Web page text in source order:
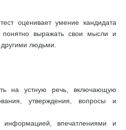
оценивает умение кандидата
понятно выражать свои мысли и
людьми.
на устную речь, включающую
утверждения, вопросы и
впечатлениями и